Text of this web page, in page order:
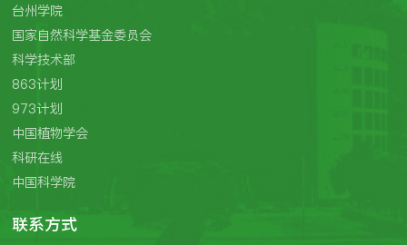
台州学院
国家自然科学基金委员会
科学技术部
863计划
973计划
中国植物学会
科研在线
中国科学院
联系方式